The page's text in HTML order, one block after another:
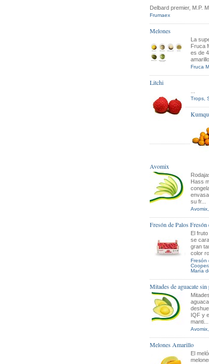
Delbard premier, M.P.
Frumaex
Melones
La
Fruca
es de
Fruca
Litchi
Trops,
Avomix
Hass
su fr...
Avomix,
Fresón de Palos Fresón
El
se
gran
color
Fresón
María
Mitades de aguacate
IQF y
manti...
Avomix,
Melones Amarillo
El